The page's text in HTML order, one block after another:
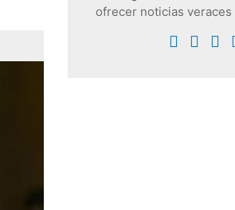
ofrecer noticias